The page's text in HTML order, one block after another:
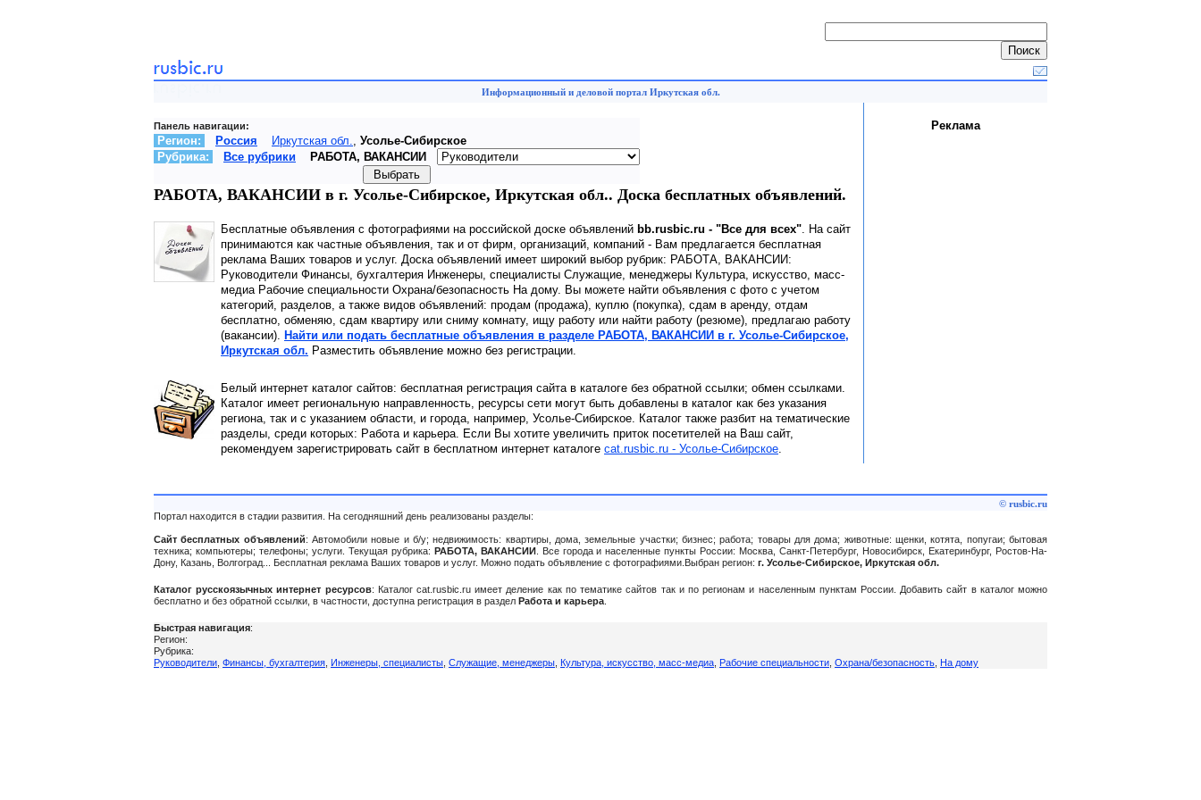
Информационный и деловой портал Иркутская обл.
Панель навигации:
Регион: Россия Иркутская обл., Усолье-Сибирское
Рубрика:
Все рубрики РАБОТА, ВАКАНСИИ
РАБОТА, ВАКАНСИИ в г. Усолье-Сибирское, Иркутская обл.. Доска бесплатных объявлений.
Бесплатные объявления с фотографиями на российской доске объявлений bb.rusbic.ru - "Все для всех". На сайт
принимаются как частные объявления, так и от фирм, организаций, компаний - Вам предлагается бесплатная
реклама Ваших товаров и услуг. Доска объявлений имеет широкий выбор рубрик: РАБОТА, ВАКАНСИИ:
Руководители Финансы, бухгалтерия Инженеры, специалисты Служащие, менеджеры Культура, искусство, масс-
медиа Рабочие специальности Охрана/безопасность На дому. Вы можете найти объявления с фото с учетом
категорий, разделов, а также видов объявлений: продам (продажа), куплю (покупка), сдам в аренду, отдам
бесплатно, обменяю, сдам квартиру или сниму комнату, ищу работу или найти работу (резюме), предлагаю работу
(вакансии). Найти или подать бесплатные объявления в разделе РАБОТА, ВАКАНСИИ в г. Усолье-Сибирское,
Иркутская обл. Разместить объявление можно без регистрации.
Белый интернет каталог сайтов: бесплатная регистрация сайта в каталоге без обратной ссылки; обмен ссылками.
Каталог имеет региональную направленность, ресурсы сети могут быть добавлены в каталог как без указания
региона, так и с указанием области, и города, например, Усолье-Сибирское. Каталог также разбит на тематические
разделы, среди которых: Работа и карьера. Если Вы хотите увеличить приток посетителей на Ваш сайт,
рекомендуем зарегистрировать сайт в бесплатном интернет каталоге cat.rusbic.ru - Усолье-Сибирское.
Реклама
© rusbic.ru
Портал находится в стадии развития. На сегодняшний день реализованы разделы:
Сайт бесплатных объявлений: Автомобили новые и б/у; недвижимость: квартиры, дома, земельные участки; бизнес; работа; товары для дома; животные: щенки, котята, попугаи; бытовая
техника; компьютеры; телефоны; услуги. Текущая рубрика: РАБОТА, ВАКАНСИИ. Все города и населенные пункты России: Москва, Санкт-Петербург, Новосибирск, Екатеринбург, Ростов-На-
Дону, Казань, Волгоград... Бесплатная реклама Ваших товаров и услуг. Можно подать объявление c фотографиями.Выбран регион: г. Усолье-Сибирское, Иркутская обл.
Каталог русскоязычных интернет ресурсов: Каталог cat.rusbic.ru имеет деление как по тематике сайтов так и по регионам и населенным пунктам России. Добавить сайт в каталог можно
бесплатно и без обратной ссылки, в частности, доступна регистрация в раздел Работа и карьера
Быстрая навигация:
Регион:
Рубрика:
Руководители Финансы, бухгалтерия Инженеры, специалисты Служащие, менеджеры Культура, искусство, масс-медиа Рабочие специальности Охрана/безопасность На дому